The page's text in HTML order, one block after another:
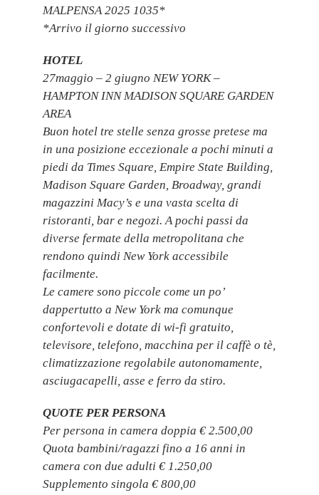
MALPENSA 2025 1035*
*Arrivo il giorno successivo
HOTEL
27maggio – 2 giugno NEW YORK –
HAMPTON INN MADISON SQUARE GARDEN
AREA
Buon hotel tre stelle senza grosse pretese ma
in una posizione eccezionale a pochi minuti a
piedi da Times Square, Empire State Building,
Madison Square Garden, Broadway, grandi
magazzini Macy’s e una vasta scelta di
ristoranti, bar e negozi. A pochi passi da
diverse fermate della metropolitana che
rendono quindi New York accessibile
facilmente.
Le camere sono piccole come un po’
dappertutto a New York ma comunque
confortevoli e dotate di wi-fi gratuito,
televisore, telefono, macchina per il caffè o tè,
climatizzazione regolabile autonomamente,
asciugacapelli, asse e ferro da stiro.
QUOTE PER PERSONA
Per persona in camera doppia € 2.500,00
Quota bambini/ragazzi fino a 16 anni in
camera con due adulti € 1.250,00
Supplemento singola € 800,00